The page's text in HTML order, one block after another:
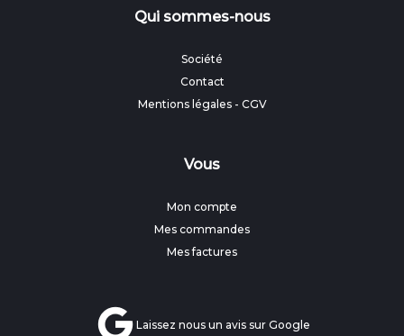
Qui sommes-nous
Société
Contact
Mentions légales- CGV
Vous
Mon compte
Mes commandes
Mes factures
Laissez nous un avis sur Google